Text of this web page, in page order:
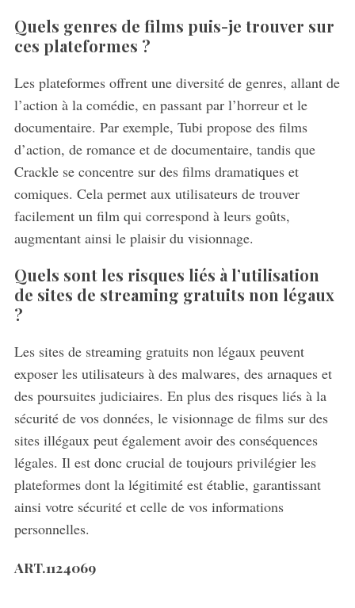
Quels genres de films puis-je trouver sur
ces plateformes ?
Les plateformes offrent une diversité de genres, allant de
l’action à la comédie, en passant par l’horreur et le
documentaire. Par exemple, Tubi propose des films
d’action, de romance et de documentaire, tandis que
Crackle se concentre sur des films dramatiques et
comiques. Cela permet aux utilisateurs de trouver
facilement un film qui correspond à leurs goûts,
augmentant ainsi le plaisir du visionnage.
Quels sont les risques liés à l’utilisation
de sites de streaming gratuits non légaux
?
Les sites de streaming gratuits non légaux peuvent
exposer les utilisateurs à des malwares, des arnaques et
des poursuites judiciaires. En plus des risques liés à la
sécurité de vos données, le visionnage de films sur des
sites illégaux peut également avoir des conséquences
légales. Il est donc crucial de toujours privilégier les
plateformes dont la légitimité est établie, garantissant
ainsi votre sécurité et celle de vos informations
personnelles.
ART.1124069